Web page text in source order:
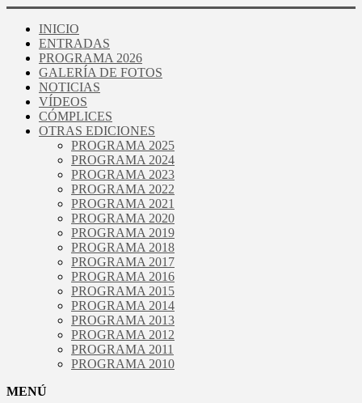
INICIO
ENTRADAS
PROGRAMA 2026
GALERÍA DE FOTOS
NOTICIAS
VÍDEOS
CÓMPLICES
OTRAS EDICIONES
PROGRAMA 2025
PROGRAMA 2024
PROGRAMA 2023
PROGRAMA 2022
PROGRAMA 2021
PROGRAMA 2020
PROGRAMA 2019
PROGRAMA 2018
PROGRAMA 2017
PROGRAMA 2016
PROGRAMA 2015
PROGRAMA 2014
PROGRAMA 2013
PROGRAMA 2012
PROGRAMA 2011
PROGRAMA 2010
MENÚ